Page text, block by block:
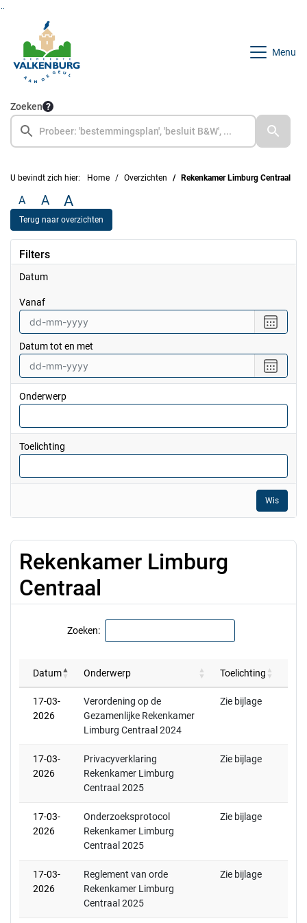
Menu
Zoeken
U bevindt zich hier: Home Overzichten Rekenkamer Limburg Centraal
A A A
Terug naar overzichten
Filters
Datum
vanaf
een
vanaf
Datum tot en met
een
tot
met
Onderwerp
Toelichting
Wis
Rekenkamer Limburg
Centraal
Zoeken:
Datum Onderwerp Toelichting
17-03-
2026
Verordening op de
Gezamenlijke Rekenkamer
Limburg Centraal 2024
Zie bijlage
17-03-
2026
Privacyverklaring
Rekenkamer Limburg
Centraal 2025
Zie bijlage
17-03-
2026
Onderzoeksprotocol
Rekenkamer Limburg
Centraal 2025
Zie bijlage
17-03-
2026
Reglement van orde
Rekenkamer Limburg
Centraal 2025
Zie bijlage